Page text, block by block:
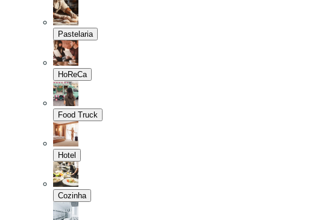
Pastelaria
HoReCa
Food Truck
Hotel
Cozinha